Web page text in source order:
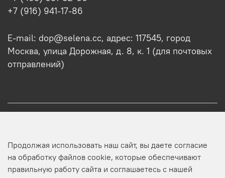
Оптовикам
+7 (916) 941-17-86
E-mail: dop@selena.cc, адрес: 117545, город
Москва, улица Дорожная, д. 8, к. 1 (для почтовых
отправлений)
Продолжая использовать наш сайт, вы даете согласие
на обработку файлов cookie, которые обеспечивают
правильную работу сайта и соглашаетесь с нашей